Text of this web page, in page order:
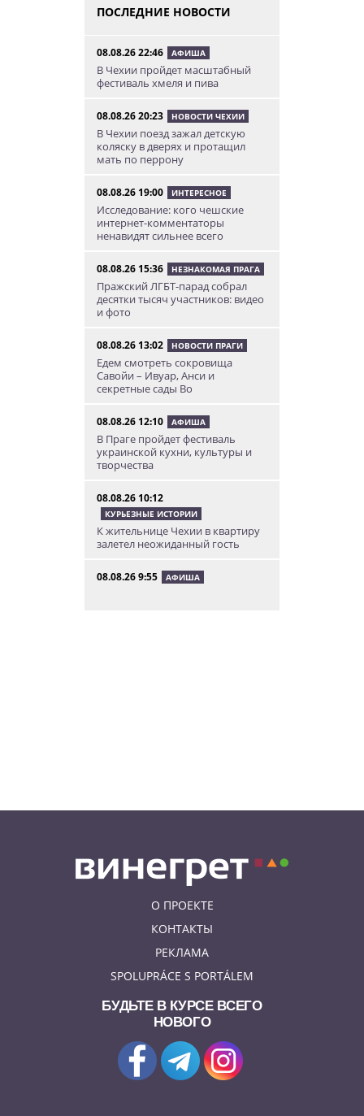
ПОСЛЕДНИЕ НОВОСТИ
08.08.26 22:46 АФИША
В Чехии пройдет масштабный
фестиваль хмеля и пива
08.08.26 20:23 НОВОСТИ ЧЕХИИ
В Чехии поезд зажал детскую
коляску в дверях и протащил
мать по перрону
08.08.26 19:00 ИНТЕРЕСНОЕ
Исследование: кого чешские
интернет-комментаторы
ненавидят сильнее всего
08.08.26 15:36 НЕЗНАКОМАЯ ПРАГА
Пражский ЛГБТ-парад собрал
десятки тысяч участников: видео
и фото
08.08.26 13:02 НОВОСТИ ПРАГИ
Едем смотреть сокровища
Савойи – Ивуар, Анси и
секретные сады Во
08.08.26 12:10 АФИША
В Праге пройдет фестиваль
украинской кухни, культуры и
творчества
08.08.26 10:12
КУРЬЕЗНЫЕ ИСТОРИИ
К жительнице Чехии в квартиру
залетел неожиданный гость
08.08.26 9:55 АФИША
О ПРОЕКТЕ
КОНТАКТЫ
РЕКЛАМА
SPOLUPRÁCE S PORTÁLEM
БУДЬТЕ В КУРСЕ ВСЕГО
НОВОГО